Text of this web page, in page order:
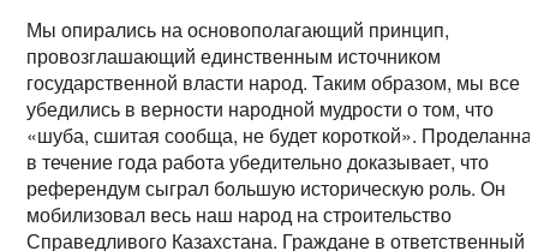
Мы опирались на основополагающий принцип,
провозглашающий единственным источником
государственной власти народ. Таким образом, мы все
убедились в верности народной мудрости о том, что
«шуба, сшитая сообща, не будет короткой».
в течение года работа убедительно доказывает, что
референдум сыграл большую историческую роль. Он
мобилизовал весь наш народ на строительство
Справедливого Казахстана. Граждане в ответственный